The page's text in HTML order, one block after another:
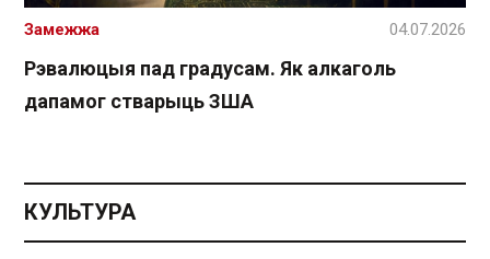
Рэвалюцыя пад градусам. Як алкаголь
дапамог стварыць ЗША
Замежжа 04.07.2026
КУЛЬТУРА